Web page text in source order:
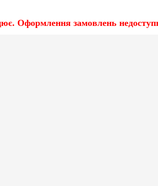
Оформлення замовлень